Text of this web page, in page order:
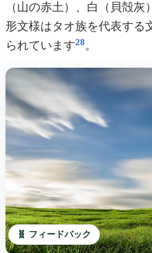
（山の赤土）、白（貝殻
形文様はタオ族を代表する
られています28。
🧬 フィードバック